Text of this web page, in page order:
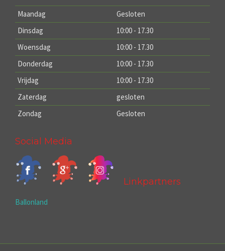
Maandag
Gesloten
Dinsdag
10:00 - 17.30
Woensdag
10:00 - 17.30
Donderdag
10:00 - 17.30
Vrijdag
10:00 - 17.30
Zaterdag
gesloten
Zondag
Gesloten
Social Media
Linkpartners
Ballonland